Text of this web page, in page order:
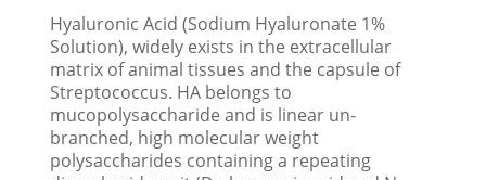
Hyaluronic Acid (Sodium Hyaluronate 1%
Solution), widely exists in the extracellular
matrix of animal tissues and the capsule of
Streptococcus. HA belongs to
mucopolysaccharide and is linear un-
branched, high molecular weight
polysaccharides containing a repeating